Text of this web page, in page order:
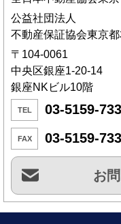
公益社団法人
不動産保証協会東京
〒104-0061
中央区銀座1-20-14
銀座NKビル10階
TEL 03-5159-
FAX 03-5159-
お